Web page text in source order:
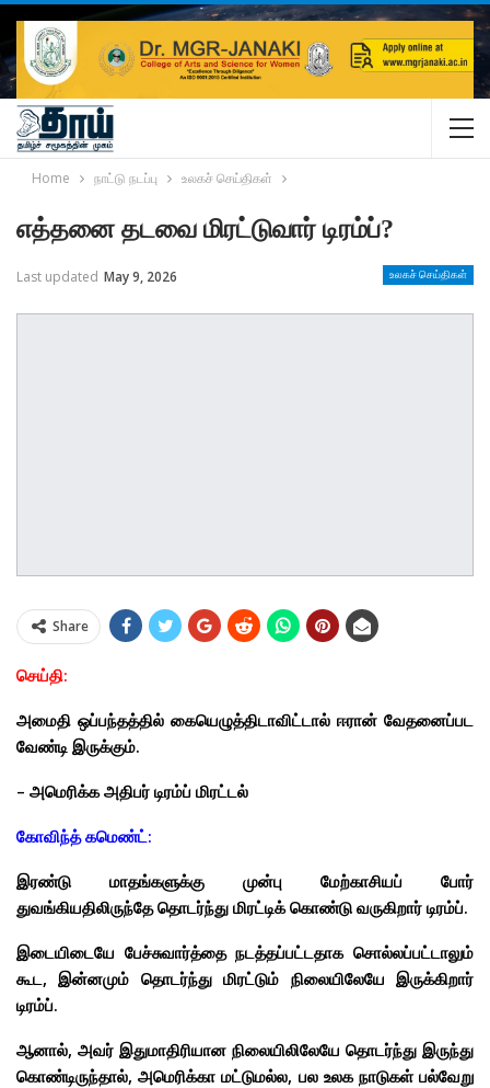
Home நாட்டு நடப்பு உலகச் செய்திகள்
எத்தனை தடவை மிரட்டுவார் டிரம்ப்?
உலகச் செய்திகள்
Last updated May 9, 2026
Share
செய்தி:
அமைதி ஒப்பந்தத்தில் கையெழுத்திடாவிட்டால் ஈரான் வேதனைப்பட
வேண்டி இருக்கும்.
– அமெரிக்க அதிபர் டிரம்ப் மிரட்டல்
கோவிந்த் கமெண்ட்:
இரண்டு மாதங்களுக்கு முன்பு மேற்காசியப் போர்
துவங்கியதிலிருந்தே தொடர்ந்து மிரட்டிக் கொண்டு வருகிறார் டிரம்ப்.
இடையிடையே பேச்சுவார்த்தை நடத்தப்பட்டதாக சொல்லப்பட்டாலும்
கூட, இன்னமும் தொடர்ந்து மிரட்டும் நிலையிலேயே இருக்கிறார்
டிரம்ப்.
ஆனால், அவர் இதுமாதிரியான நிலையிலிலேயே தொடர்ந்து இருந்து
கொண்டிருந்தால், அமெரிக்கா மட்டுமல்ல, பல உலக நாடுகள் பல்வேறு